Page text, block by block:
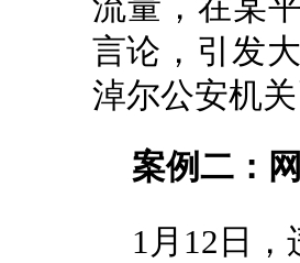
流量，在某
言论，引发
淖尔公安机
案例二：
1月12日